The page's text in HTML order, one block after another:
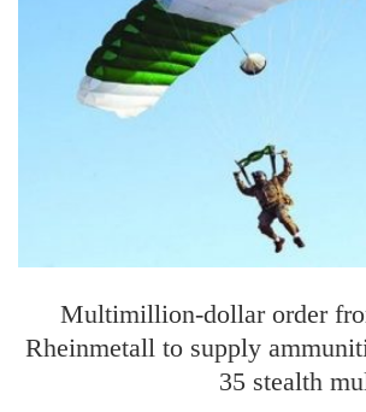
Multimillion-dollar order
Rheinmetall to supply
35 stealth